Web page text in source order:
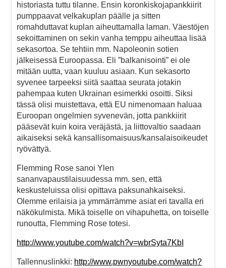
historiasta tuttu tilanne. Ensin koronkiskojapankkiirit
pumppaavat velkakuplan päälle ja sitten
romahduttavat kuplan aiheuttamalla laman. Väestöjen
sekoittaminen on sekin vanha temppu aiheuttaa lisää
sekasortoa. Se tehtiin mm. Napoleonin sotien
jälkeisessä Euroopassa. Eli ”balkanisointi” ei ole
mitään uutta, vaan kuuluu asiaan. Kun sekasorto
syvenee tarpeeksi siitä saattaa seurata jotakin
pahempaa kuten Ukrainan esimerkki osoitti. Siksi
tässä olisi muistettava, että EU nimenomaan haluaa
Euroopan ongelmien syvenevän, jotta pankkiirit
pääsevät kuin koira veräjästä, ja liittovaltio saadaan
aikaiseksi sekä kansallisomaisuus/kansalaisoikeudet
ryövättyä.
Flemming Rose sanoi Ylen
sananvapaustilaisuudessa mm. sen, että
keskusteluissa olisi opittava paksunahkaiseksi.
Olemme erilaisia ja ymmärrämme asiat eri tavalla eri
näkökulmista. Mikä toiselle on vihapuhetta, on toiselle
runoutta, Flemming Rose totesi.
http://www.youtube.com/watch?v=wbrSyta7KbI
Tallennuslinkki: http://www.pwnyoutube.com/watch?